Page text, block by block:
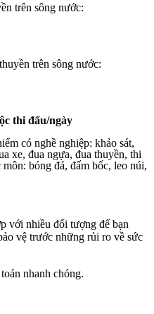
trên sông nước:
trên sông nước:
thi đấu/ngày
có nghề nghiệp: khảo sát,
xe, đua ngựa, đua thuyền, thi
bóng đá, đấm bốc, leo núi,
với nhiều đối tượng để bạn
vệ trước những rủi ro về sức
nhanh chóng.